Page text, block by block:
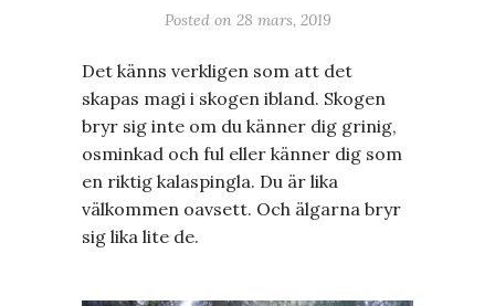
Posted on 28 mars, 2019
Det känns verkligen som att det
skapas magi i skogen ibland. Skogen
bryr sig inte om du känner dig grinig,
osminkad och ful eller känner dig som
en riktig kalaspingla. Du är lika
välkommen oavsett. Och älgarna bryr
sig lika lite de.